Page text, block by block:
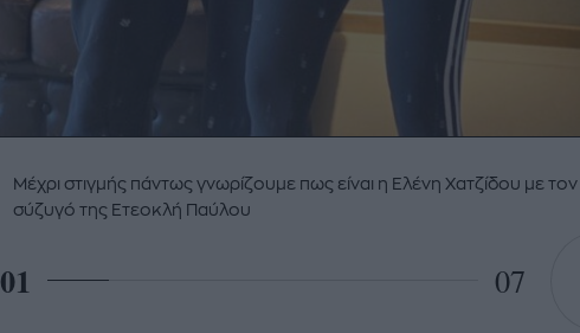
Μέχρι στιγμής πάντως γνωρίζουμε πως είναι η Ελένη Χατζίδου με τον
σύζυγό της Ετεοκλή Παύλου
01 07